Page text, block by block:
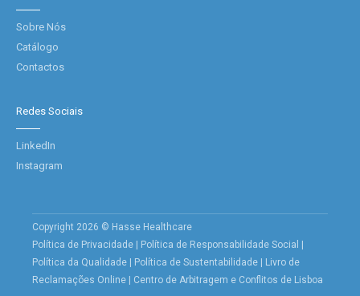
Sobre Nós
Catálogo
Contactos
Redes Sociais
LinkedIn
Instagram
Copyright 2026 © Hasse Healthcare
Política de Privacidade
Política de Responsabilidade Social
Política da Qualidade
Política de Sustentabilidade
Livro de
Reclamações Online
Centro de Arbitragem e Conflitos de Lisboa